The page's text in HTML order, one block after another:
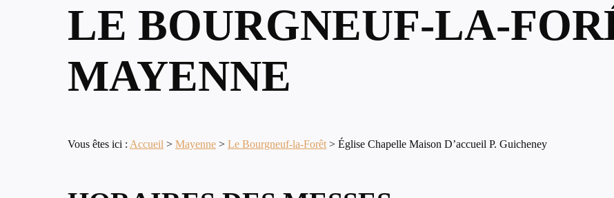
LE BOURGNEUF-LA-
MAYENNE
Vous êtes ici : Accueil > Mayenne > Le Bourgneuf-la-Forêt > Église Chapelle Maison D’accueil P. Guicheney